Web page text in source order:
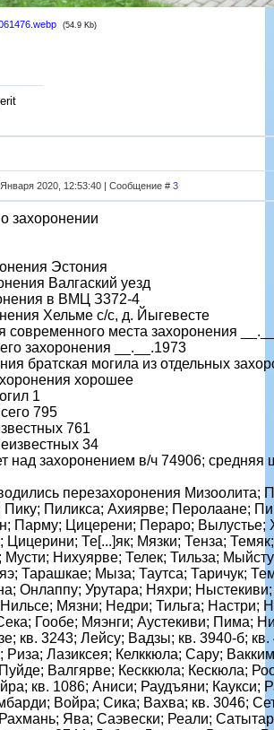
(54.9 Kb)
2020, 12:53:40 | Сообщение # 3
захоронении
Эстония
Валгаский уезд
в ВМЦ З372-4
Хельме с/с, д. Йыгевесте
современного места захоронения
захоронения __.__.1973
братская могила из отдельных
хорошее
1
795
761
34
над захоронением в/ч 74906; средняя
перезахоронения Мизоолита;
Пику; Пиликса; Ахиярве; Перолаане;
Парму; Цицерени; Пераро; Вылустье;
Те[...]як; Мязки; Тенза;
Мусти; Нихуярве; Телек; Тильза;
Тарашкае; Мыза; Таутса; Таричук;
Онлаппу; Урутара; Няхри; Ныстекиви;
Мязни; Недри; Тильга; Настри;
Гообе; Мяэнги; Аустекиви; Пима;
кв. 3243; Лейсу; Вадзы; кв. 3940-б; кв.
Риза; Лазиксея; Келккюла; Сару;
Валгярве; Кесккюла; Кескюла;
кв. 1086; Аниси; Раудъяни; Каукси;
Войра; Сика; Вахва; кв. 3046;
Ява; Саэвески; Реали;